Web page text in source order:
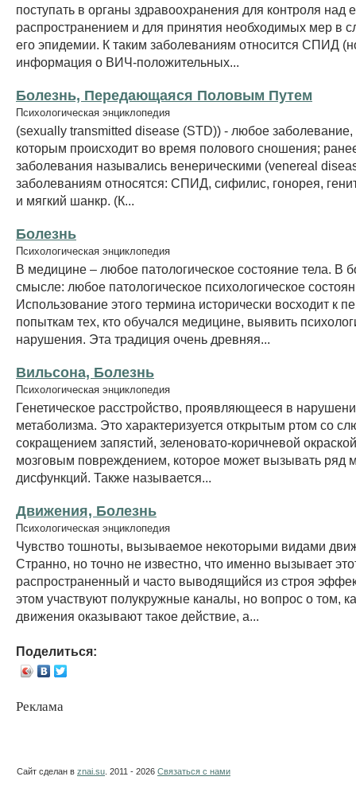
поступать в органы здравоохранения для контроля над
распространением и для принятия необходимых мер в
его эпидемии. К таким заболеваниям относится СПИД
информация о ВИЧ-положительных...
Болезнь, Передающаяся Половым Путем
Психологическая энциклопедия
(sexually transmitted disease (STD)) - любое
которым происходит во время полового сношения;
заболевания назывались венерическими (venereal
заболеваниям относятся: СПИД, сифилис, гонорея,
и мягкий шанкр. (К...
Болезнь
Психологическая энциклопедия
В медицине – любое патологическое состояние тела. В
смысле: любое патологическое психологическое
Использование этого термина исторически восходит к
попыткам тех, кто обучался медицине, выявить
нарушения. Эта традиция очень древняя...
Вильсона, Болезнь
Психологическая энциклопедия
Генетическое расстройство, проявляющееся в
метаболизма. Это характеризуется открытым ртом со
сокращением запястий, зеленовато-коричневой
мозговым повреждением, которое может вызывать ряд
дисфункций. Также называется...
Движения, Болезнь
Психологическая энциклопедия
Чувство тошноты, вызываемое некоторыми видами
Странно, но точно не известно, что именно вызывает
распространенный и часто выводящийся из строя
этом участвуют полукружные каналы, но вопрос о том,
движения оказывают такое действие, а...
Поделиться:
Реклама
Сайт сделан в znai.su . 2011 - 2026 Связаться с нами